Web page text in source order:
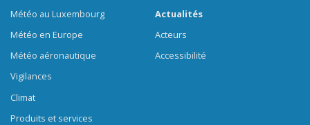
Météo au Luxembourg
Météo en Europe
Météo aéronautique
Vigilances
Climat
Produits et services
Actualités
Acteurs
Accessibilité